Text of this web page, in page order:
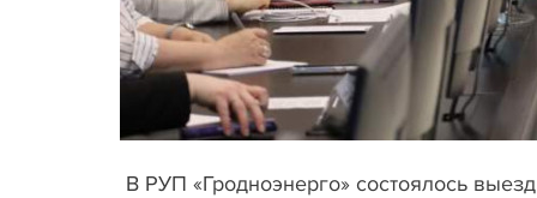
В РУП «Гродноэнерго» состоялось